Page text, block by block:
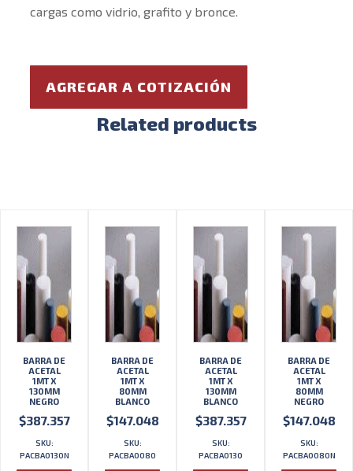
cargas como vidrio, grafito y bronce.
AGREGAR A COTIZACIÓN
Related products
BARRA DE
ACETAL
1MT X
130MM
NEGRO
$387.357
SKU:
PACBA0130N
BARRA DE
ACETAL
1MT X
80MM
BLANCO
$147.048
SKU:
PACBA0080
BARRA DE
ACETAL
1MT X
130MM
BLANCO
$387.357
SKU:
PACBA0130
BARRA DE
ACETAL
1MT X
80MM
NEGRO
$147.048
SKU:
PACBA0080N